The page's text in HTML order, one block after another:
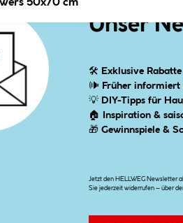
50x70 cm
Unser
🛠 Exklusive
🕪 Früher informiert
💡 DIY-Tipps für
🏠
Inspiration &
🎁Gewinnspiele &
Jetzt den HELLWEG Newsletter
Sie jederzeit widerrufen – über